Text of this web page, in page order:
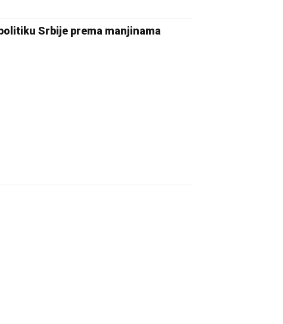
Srbije prema manjinama